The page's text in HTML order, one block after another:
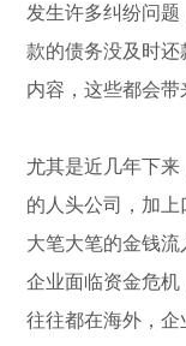
发生许多纠纷问
款的债务没及时
内容，这些都会带
尤其是近几年下
的人头公司，加上
大笔大笔的金钱
企业面临资金危机
往往都在海外，